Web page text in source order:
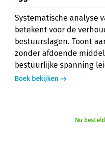
Systematische analyse
betekent voor de
bestuurslagen. Toont
zonder afdoende
bestuurlijke spanning
Boek bekijken
Nu